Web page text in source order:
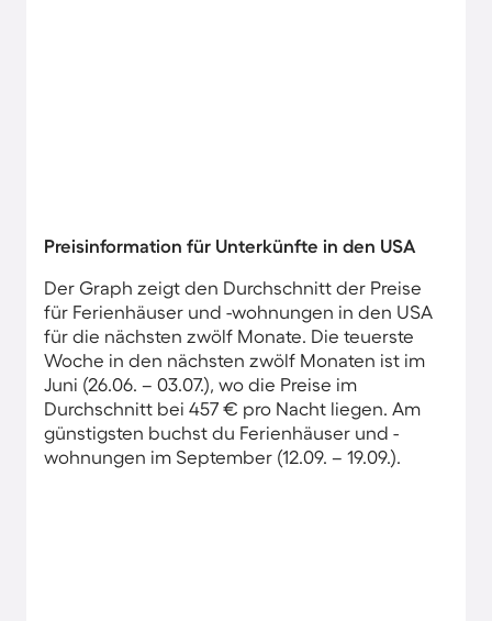
Preisinformation für Unterkünfte in den USA
Der Graph zeigt den Durchschnitt der Preise
für Ferienhäuser und -wohnungen in den USA
für die nächsten zwölf Monate. Die teuerste
Woche in den nächsten zwölf Monaten ist im
Juni (26.06. – 03.07.), wo die Preise im
Durchschnitt bei 457 € pro Nacht liegen. Am
günstigsten buchst du Ferienhäuser und -
wohnungen im September (12.09. – 19.09.).